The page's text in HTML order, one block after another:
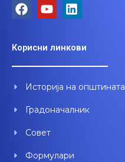
F
a
b
o
k
Y
o
u
b
L
i
e
d
n
Корисни линкови
Историја на општината
Градоначалник
Совет
Формулари